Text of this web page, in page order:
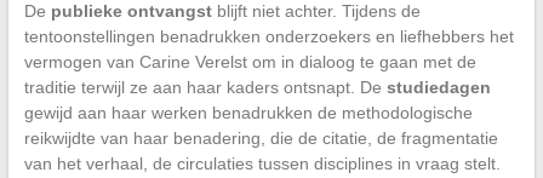
De publieke ontvangstblijft niet achter. Tijdens de
tentoonstellingen benadrukken onderzoekers en liefhebbers het
vermogen van Carine Verelst om in dialoog te gaan met de
traditie terwijl ze aan haar kaders ontsnapt. De studiedagen
gewijd aan haar werken benadrukken de methodologische
reikwijdte van haar benadering, die de citatie, de fragmentatie
van het verhaal, de circulaties tussen disciplines in vraag stelt.